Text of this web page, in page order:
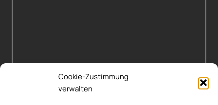
Cookie-Zustimmung
verwalten